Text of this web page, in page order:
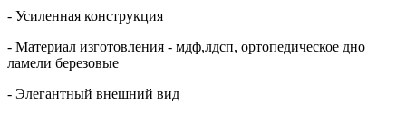
- Усиленная конструкция
- Материал изготовления - мдф,лдсп, ортопедическое дно
ламели березовые
- Элегантный внешний вид